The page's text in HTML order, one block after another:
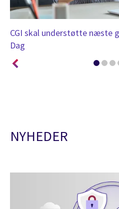
CGI skal understøtte næste
Dag
NYHEDER